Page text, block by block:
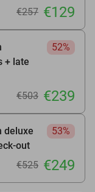
€257 €129
+ late
52%
€503 €239
deluxe
out
53%
€525 €249